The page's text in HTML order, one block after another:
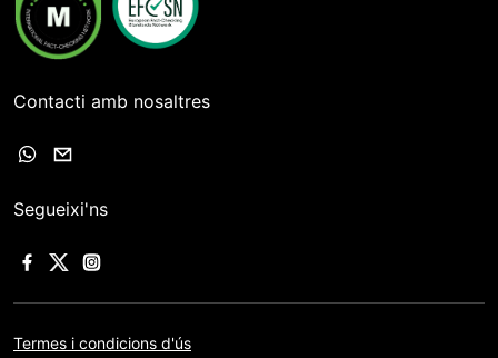
Contacti amb nosaltres
Segueixi'ns
Termes i condicions d'ús